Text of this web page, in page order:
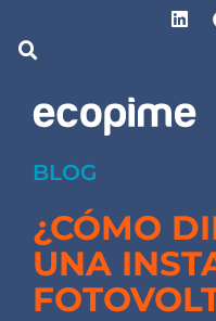
BLOG
¿CÓMO
UNA